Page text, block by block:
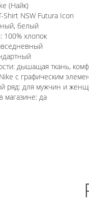
(Найк)
Shirt NSW Futura Icon
белый
100% хлопок
дышащая ткань,
с графическим
ряд: для мужчин и
магазине: да